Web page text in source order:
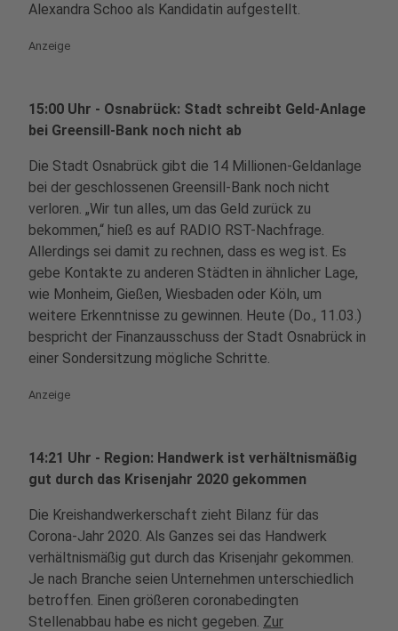
Alexandra Schoo als Kandidatin aufgestellt.
Anzeige
15:00 Uhr - Osnabrück: Stadt schreibt Geld-Anlage
bei Greensill-Bank noch nicht ab
Die Stadt Osnabrück gibt die 14 Millionen-Geldanlage
bei der geschlossenen Greensill-Bank noch nicht
verloren. „Wir tun alles, um das Geld zurück zu
bekommen,“ hieß es auf RADIO RST-Nachfrage.
Allerdings sei damit zu rechnen, dass es weg ist. Es
gebe Kontakte zu anderen Städten in ähnlicher Lage,
wie Monheim, Gießen, Wiesbaden oder Köln, um
weitere Erkenntnisse zu gewinnen. Heute (Do., 11.03.)
bespricht der Finanzausschuss der Stadt Osnabrück in
einer Sondersitzung mögliche Schritte.
Anzeige
14:21 Uhr - Region: Handwerk ist verhältnismäßig
gut durch das Krisenjahr 2020 gekommen
Die Kreishandwerkerschaft zieht Bilanz für das
Corona-Jahr 2020. Als Ganzes sei das Handwerk
verhältnismäßig gut durch das Krisenjahr gekommen.
Je nach Branche seien Unternehmen unterschiedlich
betroffen. Einen größeren coronabedingten
Stellenabbau habe es nicht gegeben. Zur